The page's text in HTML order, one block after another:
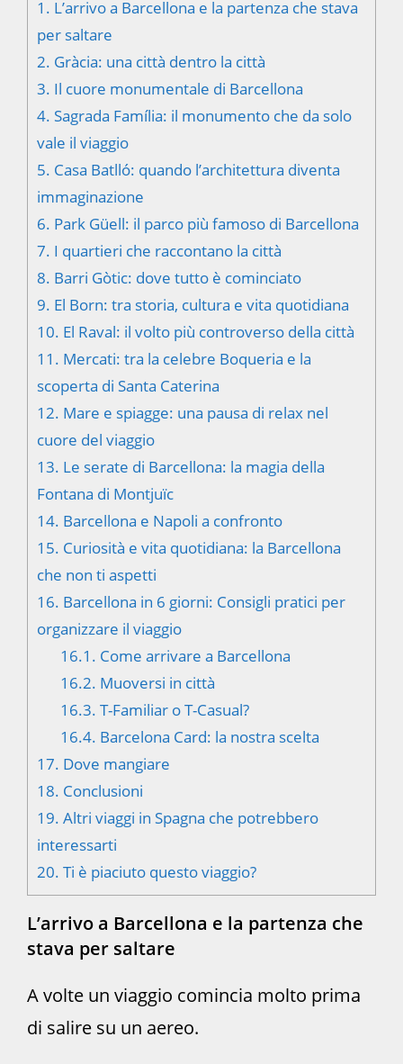
1. L’arrivo a Barcellona e la partenza che stava
per saltare
2. Gràcia: una città dentro la città
3. Il cuore monumentale di Barcellona
4. Sagrada Família: il monumento che da solo
vale il viaggio
5. Casa Batlló: quando l’architettura diventa
immaginazione
6. Park Güell: il parco più famoso di Barcellona
7. I quartieri che raccontano la città
8. Barri Gòtic: dove tutto è cominciato
9. El Born: tra storia, cultura e vita quotidiana
10. El Raval: il volto più controverso della città
11. Mercati: tra la celebre Boqueria e la
scoperta di Santa Caterina
12. Mare e spiagge: una pausa di relax nel
cuore del viaggio
13. Le serate di Barcellona: la magia della
Fontana di Montjuïc
14. Barcellona e Napoli a confronto
15. Curiosità e vita quotidiana: la Barcellona
che non ti aspetti
16. Barcellona in 6 giorni: Consigli pratici per
organizzare il viaggio
16.1. Come arrivare a Barcellona
16.2. Muoversi in città
16.3. T-Familiar o T-Casual?
16.4. Barcelona Card: la nostra scelta
17. Dove mangiare
18. Conclusioni
19. Altri viaggi in Spagna che potrebbero
interessarti
20. Ti è piaciuto questo viaggio?
L’arrivo a Barcellona e la partenza che
stava per saltare
A volte un viaggio comincia molto prima
di salire su un aereo.